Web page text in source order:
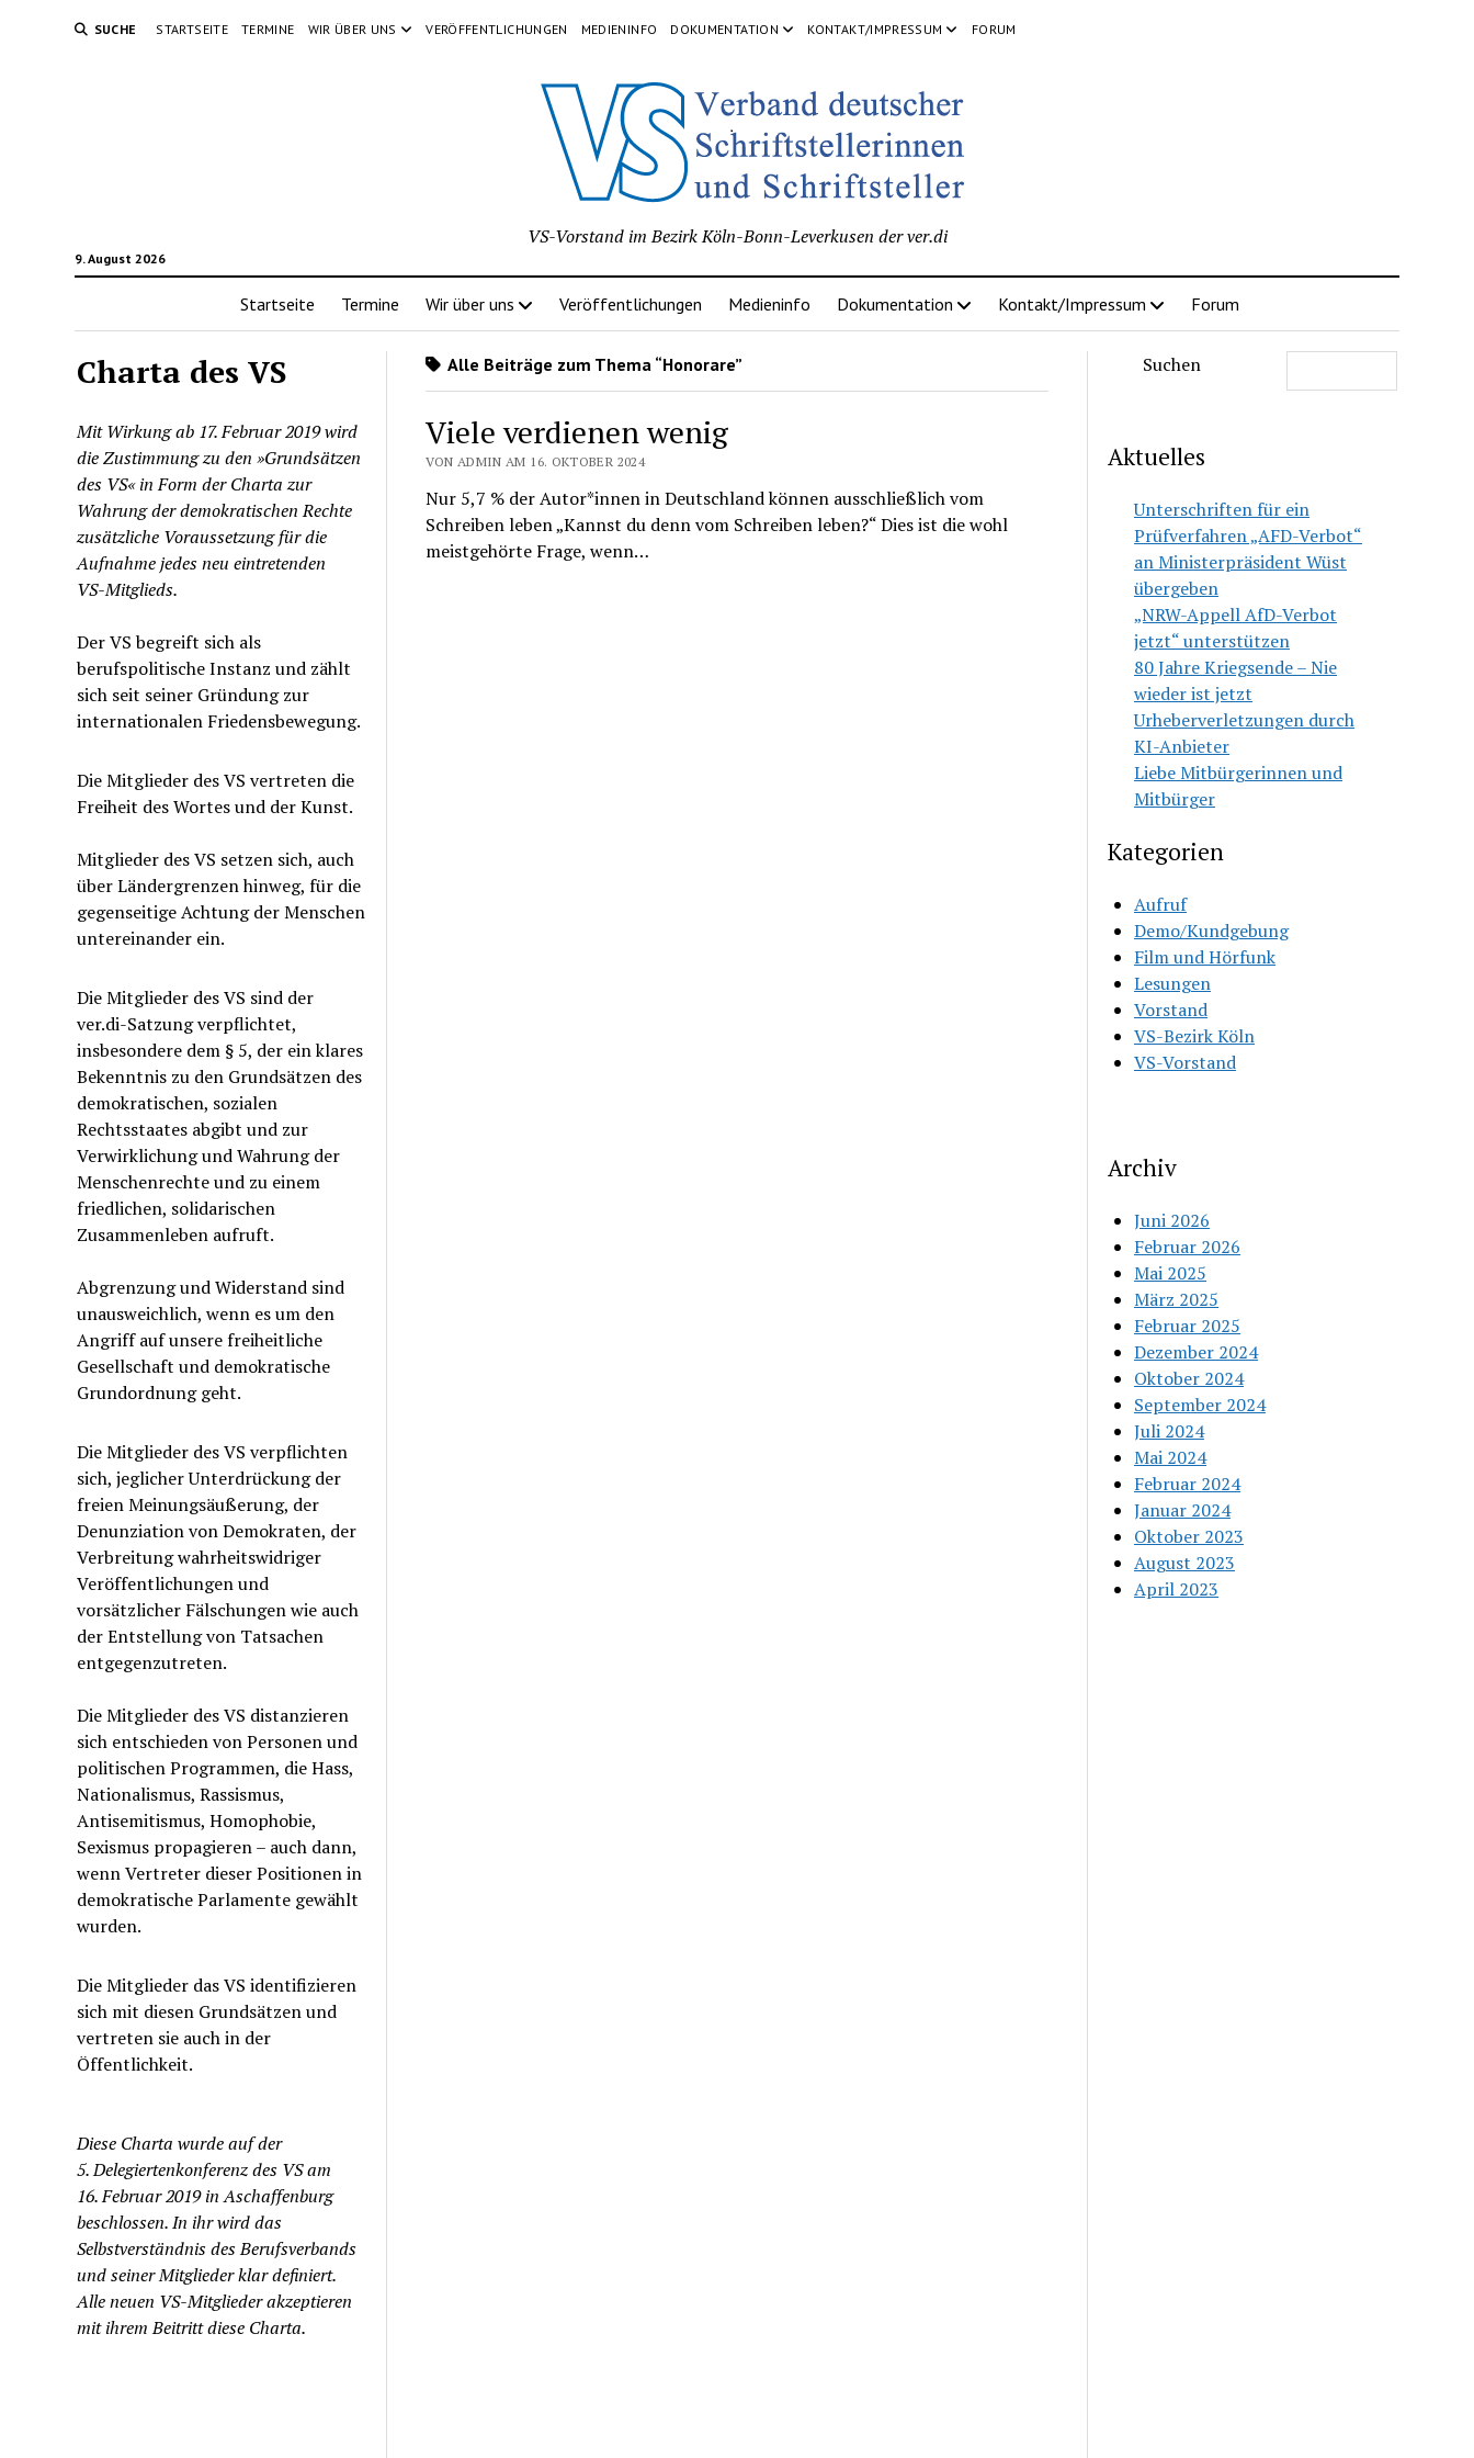
SUCHE STARTSEITE TERMINE WIR ÜBER UNS VERÖFFENTLICHUNGEN MEDIENINFO DOKUMENTATION KONTAKT/IMPRESSUM FORUM
9. August 2026
VS-Vorstand im Bezirk Köln-Bonn-Leverkusen der ver.di
Startseite Termine Wir über uns Veröffentlichungen Medieninfo Dokumentation Kontakt/Impressum Forum
Charta des VS
Mit Wirkung ab 17. Februar 2019 wird
die Zustimmung zu den »Grundsätzen
des VS« in Form der Charta zur
Wahrung der demokratischen Rechte
zusätzliche Voraussetzung für die
Aufnahme jedes neu eintretenden
VS-Mitglieds.
Der VS begreift sich als
berufspolitische Instanz und zählt
sich seit seiner Gründung zur
internationalen Friedensbewegung.
Die Mitglieder des VS vertreten die
Freiheit des Wortes und der Kunst.
Mitglieder des VS setzen sich, auch
über Ländergrenzen hinweg, für die
gegenseitige Achtung der Menschen
untereinander ein.
Die Mitglieder des VS sind der
ver.di-Satzung verpflichtet,
insbesondere dem § 5, der ein klares
Bekenntnis zu den Grundsätzen des
demokratischen, sozialen
Rechtsstaates abgibt und zur
Verwirklichung und Wahrung der
Menschenrechte und zu einem
friedlichen, solidarischen
Zusammenleben aufruft.
Abgrenzung und Widerstand sind
unausweichlich, wenn es um den
Angriff auf unsere freiheitliche
Gesellschaft und demokratische
Grundordnung geht.
Die Mitglieder des VS verpflichten
sich, jeglicher Unterdrückung der
freien Meinungsäußerung, der
Denunziation von Demokraten, der
Verbreitung wahrheitswidriger
Veröffentlichungen und
vorsätzlicher Fälschungen wie auch
der Entstellung von Tatsachen
entgegenzutreten.
Die Mitglieder des VS distanzieren
sich entschieden von Personen und
politischen Programmen, die Hass,
Nationalismus, Rassismus,
Antisemitismus, Homophobie,
Sexismus propagieren – auch dann,
wenn Vertreter dieser Positionen in
demokratische Parlamente gewählt
wurden.
Die Mitglieder das VS identifizieren
sich mit diesen Grundsätzen und
vertreten sie auch in der
Öffentlichkeit.
Diese Charta wurde auf der
5. Delegiertenkonferenz des VS am
16. Februar 2019 in Aschaffenburg
beschlossen. In ihr wird das
Selbstverständnis des Berufsverbands
und seiner Mitglieder klar definiert.
Alle neuen VS-Mitglieder akzeptieren
mit ihrem Beitritt diese Charta.
Alle Beiträge zum Thema “Honorare”
Viele verdienen wenig
VON ADMIN AM 16. OKTOBER 2024
Nur 5,7 % der Autor*innen in Deutschland können ausschließlich vom
Schreiben leben „Kannst du denn vom Schreiben leben?“ Dies ist die wohl
meistgehörte Frage, wenn…
Suchen
Aktuelles
Unterschriften für ein
Prüfverfahren „AFD-Verbot“
an Ministerpräsident Wüst
übergeben
„NRW-Appell AfD-Verbot
jetzt“ unterstützen
80 Jahre Kriegsende – Nie
wieder ist jetzt
Urheberverletzungen durch
KI-Anbieter
Liebe Mitbürgerinnen und
Mitbürger
Kategorien
Aufruf
Demo/Kundgebung
Film und Hörfunk
Lesungen
Vorstand
VS-Bezirk Köln
VS-Vorstand
Archiv
Juni 2026
Februar 2026
Mai 2025
März 2025
Februar 2025
Dezember 2024
Oktober 2024
September 2024
Juli 2024
Mai 2024
Februar 2024
Januar 2024
Oktober 2023
August 2023
April 2023